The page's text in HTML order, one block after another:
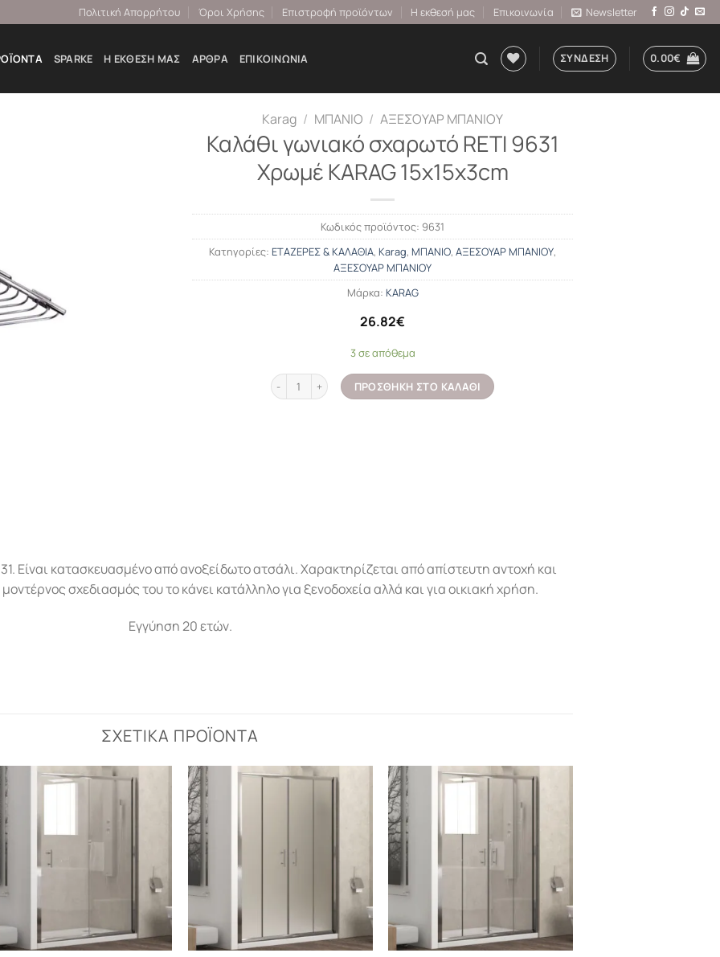
Πολιτική Απορρήτου Όροι Χρήσης Επιστροφή προϊόντων Η εκθεσή μας Επικοινωνία Newsletter
SPARKE Η ΕΚΘΕΣΉ ΜΑΣ ΆΡΘΡΑ ΕΠΙΚΟΙΝΩΝΊΑ ΣΎΝΔΕΣΗ 0.00€
Karag / ΜΠΑΝΙΟ / ΑΞΕΣΟΥΑΡ ΜΠΑΝΙΟΥ
Καλάθι γωνιακό σχαρωτό RETI 9631
Χρωμέ KARAG 15x15x3cm
Κωδικός προϊόντος: 9631
Κατηγορίες: ΕΤΑΖΕΡΕΣ & ΚΑΛΑΘΙΑ, Karag, ΜΠΑΝΙΟ, ΑΞΕΣΟΥΑΡ ΜΠΑΝΙΟΥ,
ΑΞΕΣΟΥΑΡ ΜΠΑΝΙΟΥ
Μάρκα: KARAG
26.82€
3 σε απόθεμα
Καλάθι γωνιακό σχαρωτό RETI 9631 Χρωμέ KARAG 15x15x3cm ποσότητα
ΠΡΟΣΘΉΚΗ ΣΤΟ ΚΑΛΆΘΙ
Είναι κατασκευασμένο από ανοξείδωτο ατσάλι. Χαρακτηρίζεται από απίστευτη αντοχή και
σχεδιασμός του το κάνει κατάλληλο για ξενοδοχεία αλλά και για οικιακή χρήση.
Εγγύηση 20 ετών.
ΣΧΕΤΙΚΆ ΠΡΟΪΌΝΤΑ